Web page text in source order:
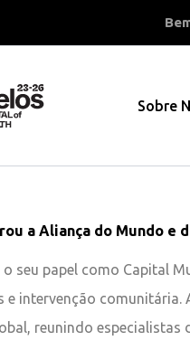
Sobre
a Aliança do Mundo e
seu papel como Capital
e intervenção
reunindo especialistas